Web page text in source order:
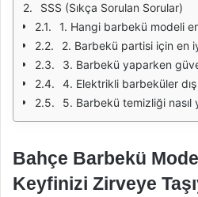
SSS (Sıkça Sorulan Sorular)
1. Hangi barbekü modeli
2. Barbekü partisi için en
3. Barbekü yaparken
4. Elektrikli barbeküler dış
5. Barbekü temizliği nasıl
Bahçe Barbekü
Keyfinizi Zirveye